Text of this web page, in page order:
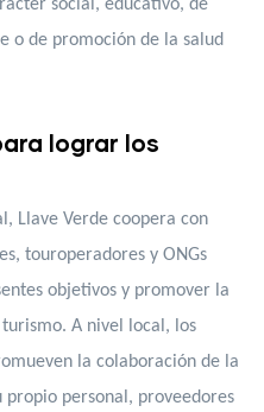
social, educativo, de
o de promoción de la salud
lograr los
Llave Verde coopera con
touroperadores y ONGs
objetivos y promover la
A nivel local, los
la colaboración de la
propio personal, proveedores